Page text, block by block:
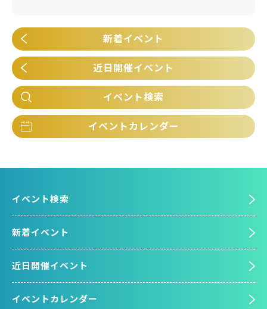
新着イベント
近日開催イベント
イベント検索
イベントカレンダー
イベント検索
新着イベント
近日開催イベント
イベントカレンダー